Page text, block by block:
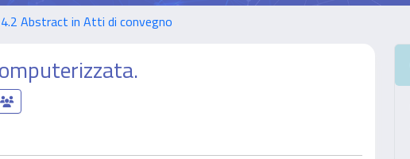
4.2 Abstract in Atti di convegno